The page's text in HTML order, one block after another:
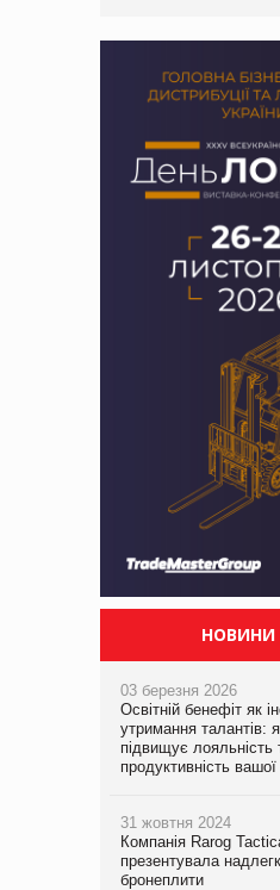
НОВИНИ
03 березня 2026
Освітній бенефіт як
утримання талантів:
підвищує лояльність
продуктивність
31 жовтня 2024
Компанія Rarog
презентувала
бронеплити